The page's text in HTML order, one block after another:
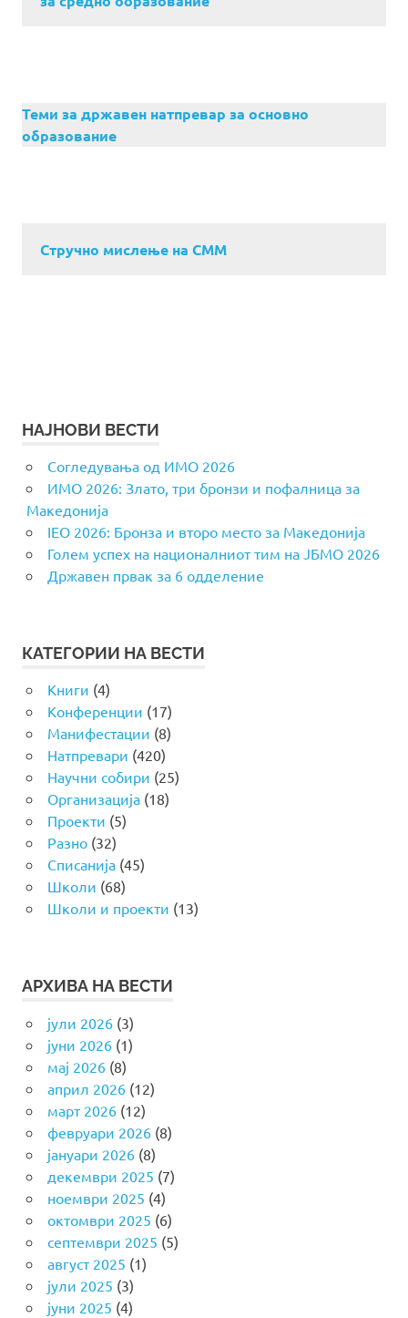
Теми за државен натпревар за основно
образование
Стручно мислење на СММ
НАЈНОВИ ВЕСТИ
Согледувања од ИМО 2026
ИМО 2026: Злато, три бронзи и пофалница за
Македонија
IEO 2026: Бронза и второ место за Македонија
Голем успех на националниот тим на ЈБМО 2026
Државен првак за 6 одделение
КАТЕГОРИИ НА ВЕСТИ
Книги (4)
Конференции (17)
Манифестации (8)
Натпревари (420)
Научни собири (25)
Организација(18)
Проекти (5)
Разно(32)
Списанија(45)
Школи (68)
Школи и проекти (13)
АРХИВА НА ВЕСТИ
јули 2026(3)
јуни 2026(1)
мај 2026(8)
април 2026(12)
март 2026(12)
февруари 2026(8)
јануари 2026(8)
декември 2025 (7)
ноември 2025 (4)
октомври 2025 (6)
септември 2025 (5)
август 2025 (1)
јули 2025 (3)
јуни 2025 (4)